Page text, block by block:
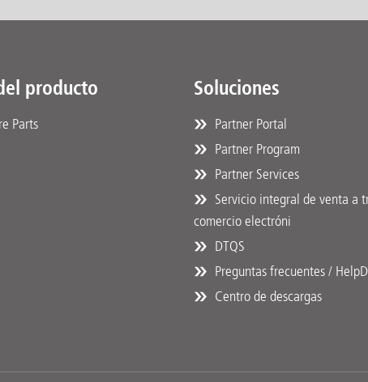
producto
Parts
Soluciones
Partner Portal
Partner Program
Partner Services
Servicio integral de venta a
comercio electróni
DTQS
Preguntas frecuentes /
Centro de descargas